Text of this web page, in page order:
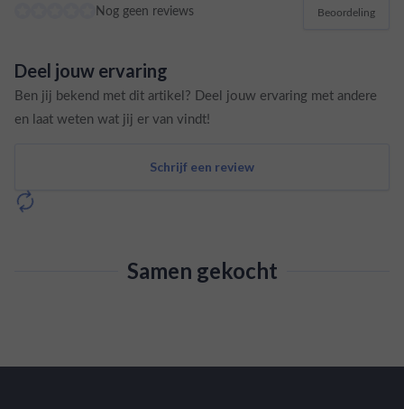
Nog geen reviews Beoordeling
Deel jouw ervaring
Ben jij bekend met dit artikel? Deel jouw ervaring met andere
en laat weten wat jij er van vindt!
Schrijf een review
Samen gekocht